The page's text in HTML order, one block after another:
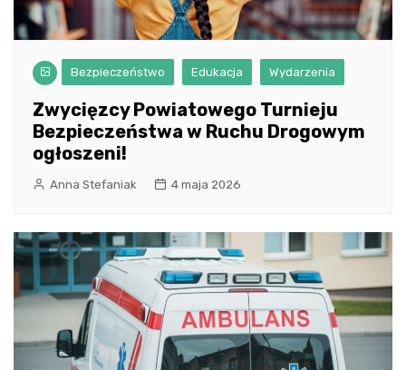
Bezpieczeństwo Edukacja Wydarzenia
Zwycięzcy Powiatowego Turnieju
Bezpieczeństwa w Ruchu Drogowym
ogłoszeni!
Anna Stefaniak 4 maja 2026